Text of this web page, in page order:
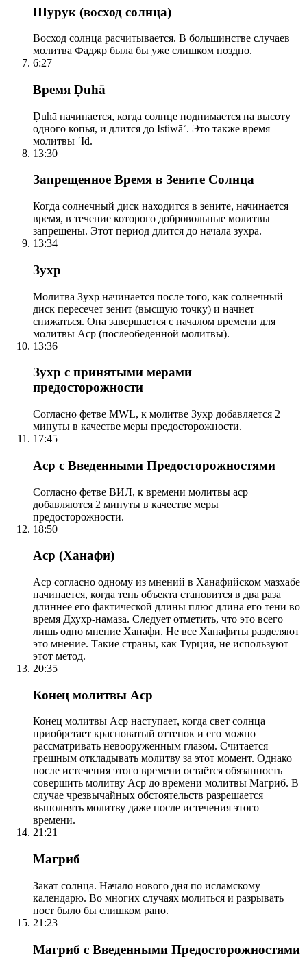
Шурук (восход солнца)
Восход солнца расчитывается. В большинстве случаев
молитва Фаджр была бы уже слишком поздно.
6:27
Время Ḍuhā
Ḍuhā начинается, когда солнце поднимается на высоту
одного копья, и длится до Istiwāʾ. Это также время
молитвы ʿĪd.
13:30
Запрещенное Время в Зените Солнца
Когда солнечный диск находится в зените, начинается
время, в течение которого добровольные молитвы
запрещены. Этот период длится до начала зухра.
13:34
Зухр
Молитва Зухр начинается после того, как солнечный
диск пересечет зенит (высшую точку) и начнет
снижаться. Она завершается с началом времени для
молитвы Аср (послеобеденной молитвы).
13:36
Зухр с принятыми мерами
предосторожности
Согласно фетве MWL, к молитве Зухр добавляется 2
минуты в качестве меры предосторожности.
17:45
Аср с Введенными Предосторожностями
Согласно фетве ВИЛ, к времени молитвы аср
добавляются 2 минуты в качестве меры
предосторожности.
18:50
Аср (Ханафи)
Аср согласно одному из мнений в Ханафийском мазхабе
начинается, когда тень объекта становится в два раза
длиннее его фактической длины плюс длина его тени во
время Дхухр-намаза. Следует отметить, что это всего
лишь одно мнение Ханафи. Не все Ханафиты разделяют
это мнение. Такие страны, как Турция, не используют
этот метод.
20:35
Конец молитвы Аср
Конец молитвы Аср наступает, когда свет солнца
приобретает красноватый оттенок и его можно
рассматривать невооруженным глазом. Считается
грешным откладывать молитву за этот момент. Однако
после истечения этого времени остаётся обязанность
совершить молитву Аср до времени молитвы Магриб. В
случае чрезвычайных обстоятельств разрешается
выполнять молитву даже после истечения этого
времени.
21:21
Магриб
Закат солнца. Начало нового дня по исламскому
календарю. Во многих случаях молиться и разрывать
пост было бы слишком рано.
21:23
Магриб с Введенными Предосторожностями